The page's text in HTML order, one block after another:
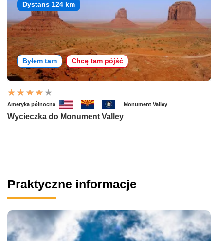
Dystans 124 km
Byłem tam Chcę tam pójść
Ameryka północna Monument Valley
Wycieczka do Monument Valley
Praktyczne informacje